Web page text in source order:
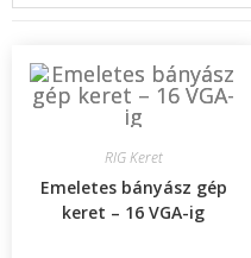
RIG Keret
Emeletes bányász gép
keret – 16 VGA-ig